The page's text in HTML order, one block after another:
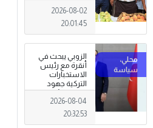
تظاهرة وطنية
وصمود
للمزارعين في
2026-08-02
20:01:45
الزوبي يبحث في
أنقرة مع رئيس
الاستخبارات
التركية جهود
توحيد المؤسسة
العسكرية على
أسس مهنية
2026-08-04
20:32:53